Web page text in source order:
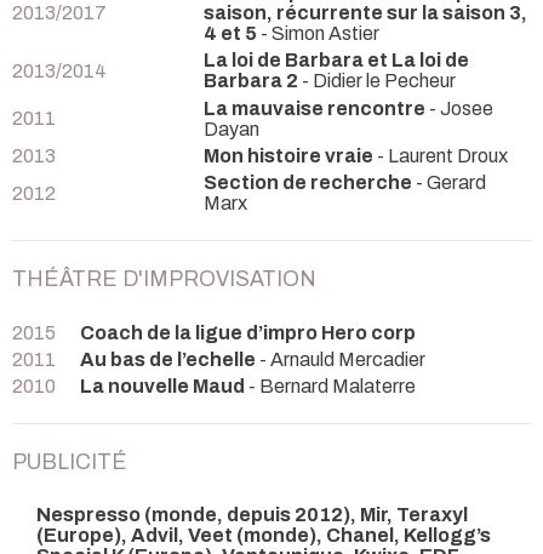
2013/2017
saison, récurrente sur la saison 3,
4 et 5 - Simon Astier
2013/2014
La loi de Barbara et La loi de
Barbara 2 - Didier le Pecheur
2011
La mauvaise rencontre - Josee
Dayan
2013
Mon histoire vraie - Laurent Droux
2012
Section de recherche - Gerard
Marx
THÉÂTRE D'IMPROVISATION
2015
Coach de la ligue d’impro Hero corp
2011
Au bas de l’echelle - Arnauld Mercadier
2010
La nouvelle Maud - Bernard Malaterre
PUBLICITÉ
Nespresso (monde, depuis 2012), Mir, Teraxyl
(Europe), Advil, Veet (monde), Chanel, Kellogg’s